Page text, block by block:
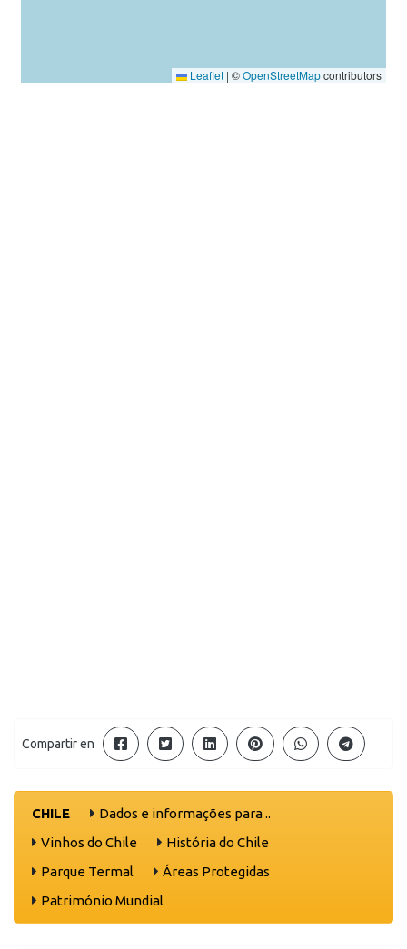
Leaflet | ©OpenStreetMapcontributors
Compartir en
CHILE
Dados e informações para ..
Vinhos do Chile
História do Chile
Parque Termal
Áreas Protegidas
Património Mundial